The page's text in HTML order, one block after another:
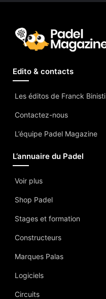
Edito & contacts
Les éditos de Franck Binisti
Contactez-nous
L’équipe Padel Magazine
L’annuaire du Padel
Voir plus
Shop Padel
Stages et formation
Constructeurs
Marques Palas
Logiciels
Circuits